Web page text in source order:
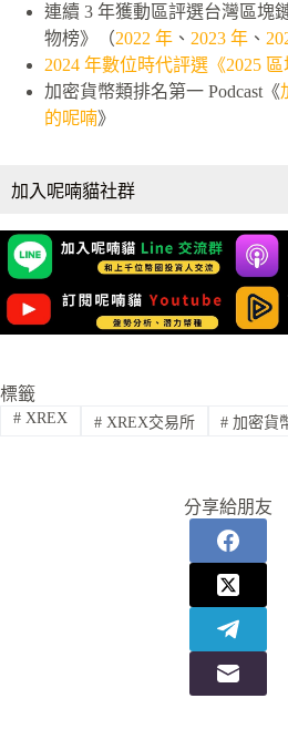
連續 3 年獲動區評選台灣區塊
物榜》（2022 年 、 2023 年 、
2024 年數位時代評選《2025 區
加密貨幣類排名第一 Podcast《
的呢喃》
加入呢喃貓社群
標籤
#XREX #XREX交易所 # 加密貨
分享給朋友